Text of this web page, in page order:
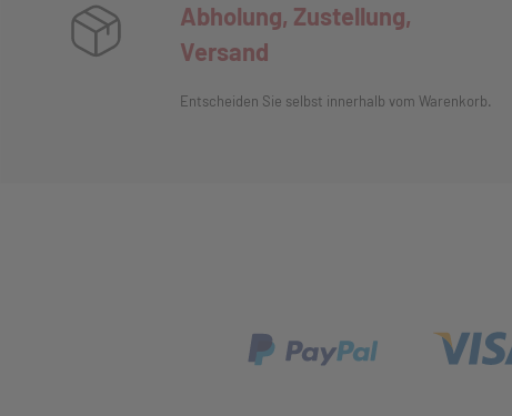
Abholung, Zustellung,
Versand
Entscheiden Sie selbst innerhalb vom Warenkorb.